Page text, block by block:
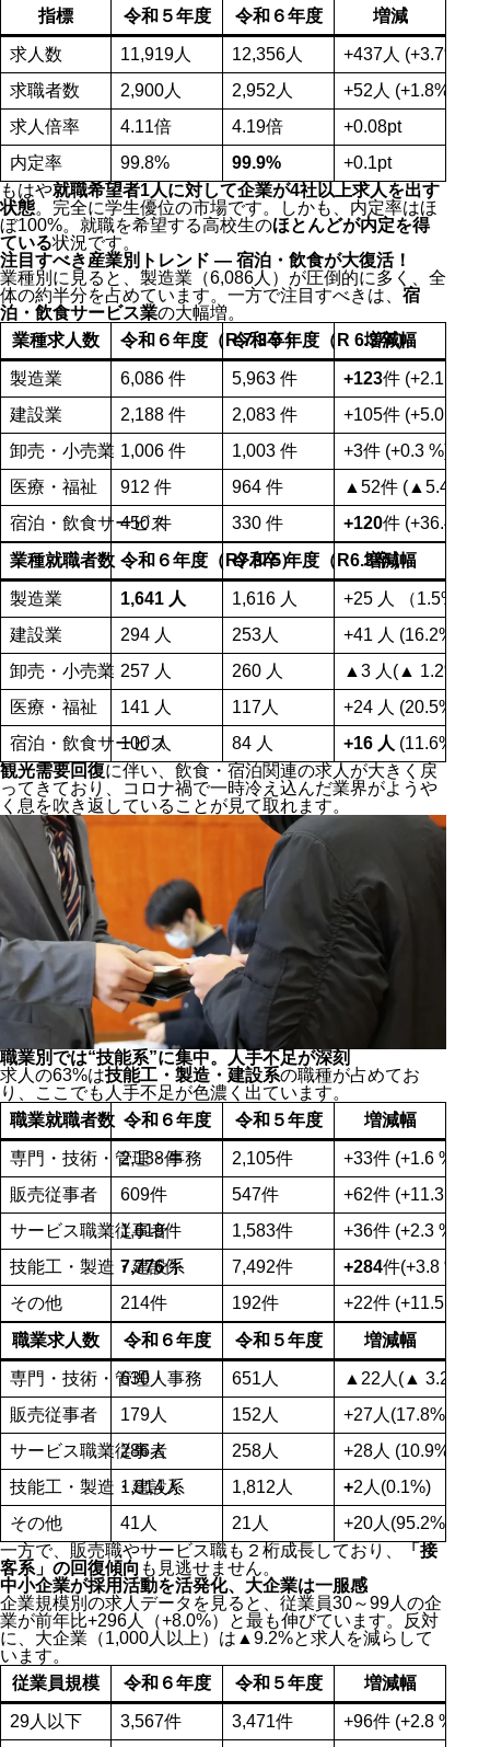
指標
令和５年度 令和６年度 増減
求人数 11,919人 12,356人
+437人 (+3.7%)
求職者数
2,900人 2,952人
+52人 (+1.8%)
求人倍率
4.11倍 4.19倍
+0.08pt
内定率
99.8% 99.9%
+0.1pt
もはや就職希望者1人に対して企業が4社以上求人を出す
状態。完全に学生優位の市場です。しかも、内定率はほ
ぼ100%。就職を希望する高校生のほとんどが内定を得
ている状況です。
注目すべき産業別トレンド ― 宿泊・飲食が大復活！
業種別に見ると、製造業（6,086人）が圧倒的に多く、全
体の約半分を占めています。一方で注目すべきは、 宿
泊・飲食サービス業の大幅増。
業種求人数
令和６年度（R 7.3卒）令和５年度（R 6.3卒）
増減幅
製造業 6,086 件 5,963 件 +123件 (+2.1 %)
建設業
2,188 件 2,083 件
+105件 (+5.0 %)
卸売・小売業 1,006 件 1,003 件
+3件 (+0.3 %)
医療・福祉
912 件 964 件
▲52件 (▲5.4 %)
宿泊・飲食サービス
450 件 330 件 +120件 (+36.4 %)
業種就職者数 令和６年度（R7.3卒）令和５年度（R6.3卒）
増減幅
製造業 1,641 人 1,616 人
+25 人 （1.5%）
建設業
294 人 253人
+41 人 (16.2%)
卸売・小売業 257 人 260 人
▲3 人(▲ 1.2%)
医療・福祉
141 人 117人
+24 人 (20.5%)
宿泊・飲食サービス
100 人 84 人 +16 人 (11.6%)
観光需要回復に伴い、飲食・宿泊関連の求人が大きく戻
ってきており、コロナ禍で一時冷え込んだ業界がようや
く息を吹き返していることが見て取れます。
職業別では“技能系”に集中。人手不足が深刻
求人の63%は技能工・製造・建設系の職種が占めてお
り、ここでも人手不足が色濃く出ています。
職業就職者数 令和６年度 令和５年度 増減幅
専門・技術・管理・事務
2,138件 2,105件
+33件 (+1.6 %)
販売従事者
609件 547件
+62件 (+11.3 %)
サービス職業従事者
1,619件 1,583件
+36件 (+2.3 %)
技能工・製造・建設系
7,776件 7,492件 +284件(+3.8 %)
その他
214件 192件
+22件 (+11.5 %)
職業求人数
令和６年度 令和５年度 増減幅
専門・技術・管理・事務
630人 651人
▲22人(▲ 3.2%)
販売従事者
179人 152人
+27人(17.8%)
サービス職業従事者
286人 258人
+28人 (10.9%)
技能工・製造・建設系
1,814人 1,812人 +2人(0.1%)
その他
41人 21人
+20人(95.2%)
一方で、販売職やサービス職も２桁成長しており、
「接
客系」の回復傾向 も見逃せません。
中小企業が採用活動を活発化、大企業は一服感
企業規模別の求人データを見ると、従業員30～99人の企
業が前年比+296人（+8.0%）と最も伸びています。反対
に、大企業（1,000人以上）は▲9.2%と求人を減らして
います。
従業員規模
令和６年度 令和５年度 増減幅
29人以下 3,567件 3,471件
+96件 (+2.8 %)